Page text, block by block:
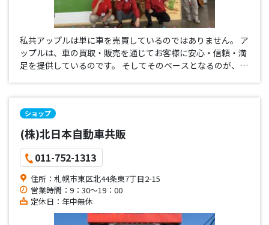
私共アップルは単に車を売買しているのではありません。 ア
ップルは、車の買取・販売を通じてお客様に安心・信頼・満
足を提供しているのです。 そしてそのベースとなるのが、お
ショップ
(株)北日本自動車共販
011-752-1313
住所：札幌市東区北44条東7丁目2-15
営業時間：9：30～19：00
定休日：年中無休